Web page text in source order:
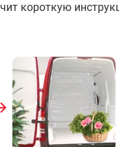
короткую